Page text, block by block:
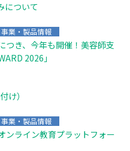
について
事業・製品情報
つき、今年も開催！美容師支
2026」
け）
事業・製品情報
ンライン教育プラットフォー